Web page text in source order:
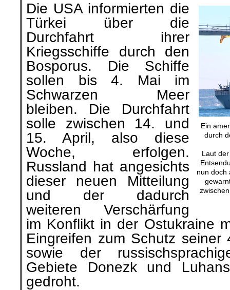
Ein
durch
Laut
nun doch
Die USA informierten die
Türkei über die
Durchfahrt ihrer
Kriegsschiffe durch den
Bosporus. Die Schiffe
sollen bis 4. Mai im
Schwarzen Meer
bleiben. Die Durchfahrt
solle zwischen 14. und
15. April, also diese
Woche, erfolgen.
Russland hat angesichts
dieser neuen Mitteilung
und der dadurch
weiteren Verschärfung
im Konflikt in der Ostukraine
Eingreifen zum Schutz seiner
sowie der
Gebiete Donezk und
gedroht.